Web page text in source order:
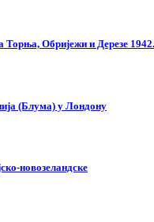
Обријежи и Дерезе
(Блума) у Лондону
новозеландске